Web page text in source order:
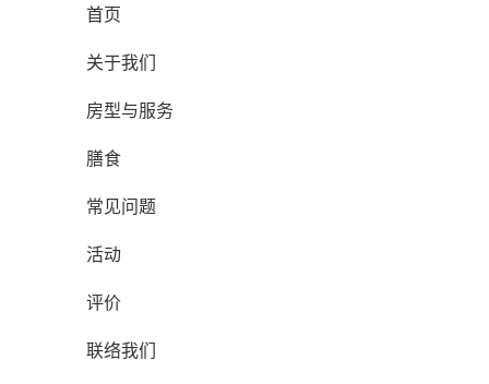
首页
关于我们
房型与服务
膳食
常见问题
活动
评价
联络我们